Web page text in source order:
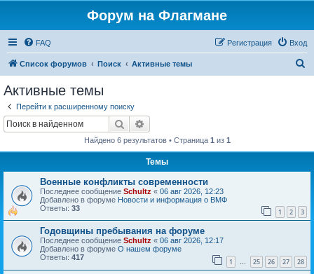
Форум на Флагмане
FAQ Вход
Регистрация
Список форумов Поиск Активные темы
Активные темы
Перейти к расширенному поиску
Поиск
Найдено 6 результатов • Страница 1 из 1
Темы
Военные конфликты современности
Последнее сообщение Schultz « 06 авг 2026, 12:23
Добавлено в форуме Новости и информация о ВМФ
Ответы: 33 1 2 3
Годовщины пребывания на форуме
Последнее сообщение Schultz « 06 авг 2026, 12:17
Добавлено в форуме О нашем форуме
Ответы: 417 1 … 25 26 27 28